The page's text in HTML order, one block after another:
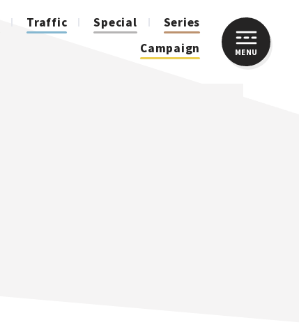
Traffic Special
Series
Campaign
MENUCLOSE